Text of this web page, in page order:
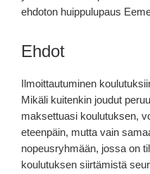
ehdoton huippulupaus
Ehdot
Ilmoittautuminen
Mikäli kuitenkin joudut
maksettuasi koulutuksen,
eteenpäin, mutta vain
nopeusryhmään, jossa on
koulutuksen siirtämistä